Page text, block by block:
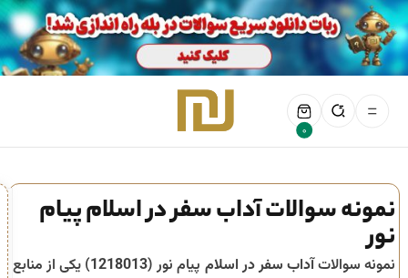
0
نمونه سوالات آداب سفر در اسلام پیام
نور
نمونه سوالاتآداب سفر در اسلام پیام نور (1218013) یکی از منابع